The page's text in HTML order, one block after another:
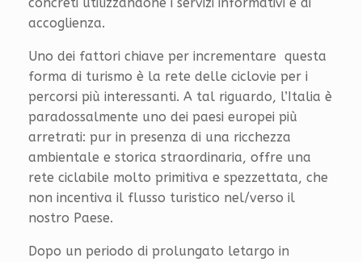
accoglienza.
Uno dei fattori chiave per incrementare questa
forma di turismo è la rete delle ciclovie per i
percorsi più interessanti. A tal riguardo, l’Italia è
paradossalmente uno dei paesi europei più
arretrati: pur in presenza di una ricchezza
ambientale e storica straordinaria, offre una
rete ciclabile molto primitiva e spezzettata, che
non incentiva il flusso turistico nel/verso il
nostro Paese.
Dopo un periodo di prolungato letargo in